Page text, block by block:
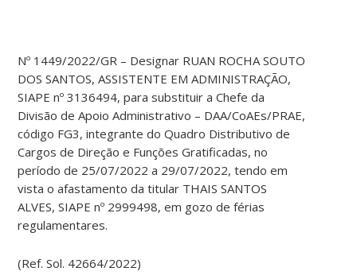
Nº 1449/2022/GR – Designar RUAN ROCHA SOUTO
DOS SANTOS, ASSISTENTE EM ADMINISTRAÇÃO,
SIAPE nº 3136494, para substituir a Chefe da
Divisão de Apoio Administrativo – DAA/CoAEs/PRAE,
código FG3, integrante do Quadro Distributivo de
Cargos de Direção e Funções Gratificadas, no
período de 25/07/2022 a 29/07/2022, tendo em
vista o afastamento da titular THAIS SANTOS
ALVES, SIAPE nº 2999498, em gozo de férias
regulamentares.
(Ref. Sol. 42664/2022)